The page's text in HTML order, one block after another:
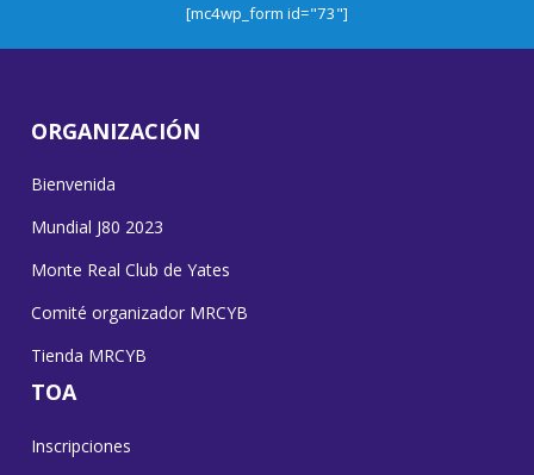
[mc4wp_form id="73"]
ORGANIZACIÓN
Bienvenida
Mundial J80 2023
Monte Real Club de Yates
Comité organizador MRCYB
Tienda MRCYB
TOA
Inscripciones